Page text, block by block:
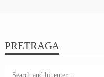
PRETRAGA